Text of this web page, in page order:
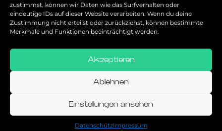
zustimmst, können wir Daten wie das Surfverhalten oder
eindeutige IDs auf dieser Website verarbeiten. Wenn du deine
Zustimmung nicht erteilst oder zurückziehst, können bestimmte
Merkmale und Funktionen beeinträchtigt werden.
Akzeptieren
Ablehnen
Einstellungen ansehen
DatenschutzImpressum
5.0
Bestbewerteter Service
verifiziert von: Trustindex
Allgemeine Geschäftsbedingungen